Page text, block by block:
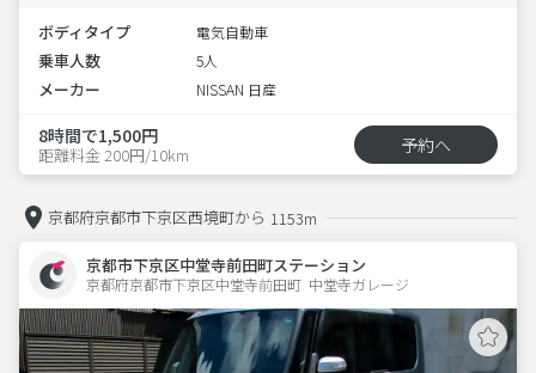
ボディタイプ 電気自動車
乗車人数 5人
メーカー NISSAN 日産
8時間で1,500円
距離料金 200円/10km 予約へ
京都府京都市下京区西境町から 1153m
京都市下京区中堂寺前田町ステーション
京都府京都市下京区中堂寺前田町  中堂寺ガレージ